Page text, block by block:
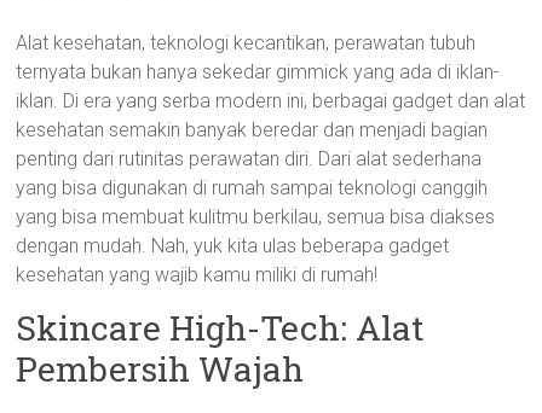
Alat kesehatan, teknologi kecantikan, perawatan tubuh
ternyata bukan hanya sekedar gimmick yang ada di iklan-
iklan. Di era yang serba modern ini, berbagai gadget dan alat
kesehatan semakin banyak beredar dan menjadi bagian
penting dari rutinitas perawatan diri. Dari alat sederhana
yang bisa digunakan di rumah sampai teknologi canggih
yang bisa membuat kulitmu berkilau, semua bisa diakses
dengan mudah. Nah, yuk kita ulas beberapa gadget
kesehatan yang wajib kamu miliki di rumah!
Skincare High-Tech: Alat
Pembersih Wajah